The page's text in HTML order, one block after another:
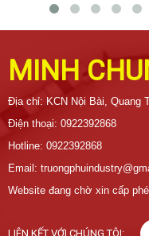
MINH
Địa chỉ: KCN Nội Bài, Quang
Điện thoại: 0922392868
Hotline: 0922392868
Email:
Website đang chờ xin cấp
LIÊN KẾT VỚI CHÚNG TÔI: